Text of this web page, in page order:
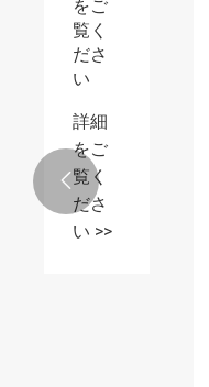
る第
139
回広
州交
でま
った
く新
しい
Q58
